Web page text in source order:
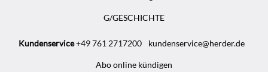
G/GESCHICHTE
Kundenservice+49 761 2717200 kundenservice@herder.de
Abo online kündigen